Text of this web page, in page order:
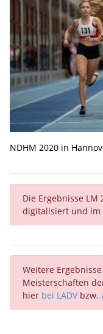
NDHM 2020 in
Die Ergebnisse
digitalisiert und im
Weitere
Meisterschaften
hier bei LADVbzw.